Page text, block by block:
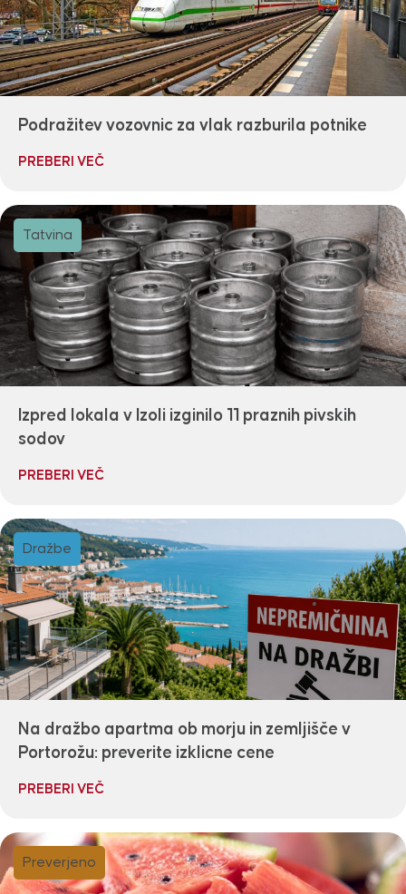
Podražitev vozovnic za vlak razburila potnike
PREBERI VEČ
Tatvina
Izpred lokala v Izoli izginilo 11 praznih pivskih
sodov
PREBERI VEČ
Dražbe
Na dražbo apartma ob morju in zemljišče v
Portorožu: preverite izklicne cene
PREBERI VEČ
Preverjeno